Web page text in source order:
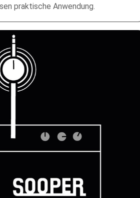
praktische Anwendung.